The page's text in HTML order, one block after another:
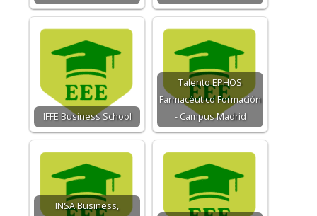
IFFE Business School
Talento EPHOS
Farmacéutico Formación
- Campus Madrid
INSA Business,